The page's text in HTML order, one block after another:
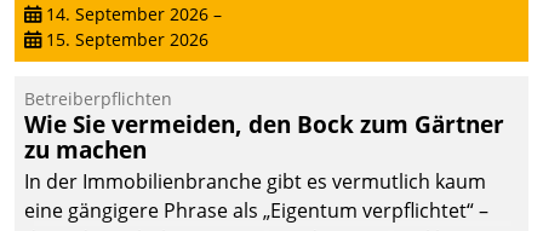
14. September 2026 –
15. September 2026
Betreiberpflichten
Wie Sie vermeiden, den Bock zum Gärtner
zu machen
In der Immobilienbranche gibt es vermutlich kaum
eine gängigere Phrase als „Eigentum verpflichtet“ –